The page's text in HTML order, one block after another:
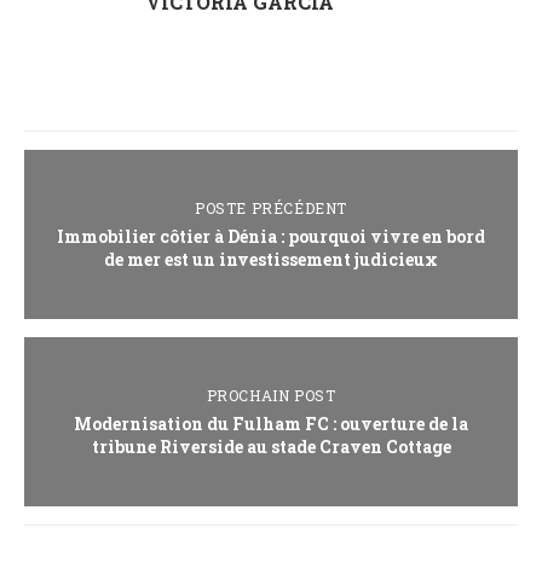
POSTE PRÉCÉDENT
Immobilier côtier à Dénia : pourquoi vivre en bord
de mer est un investissement judicieux
PROCHAIN POST
Modernisation du Fulham FC : ouverture de la
tribune Riverside au stade Craven Cottage